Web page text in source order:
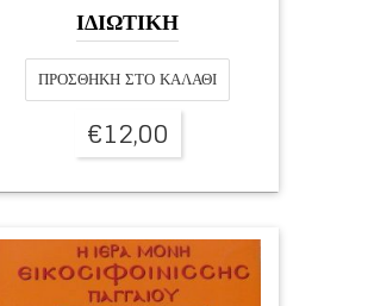
ΙΔΙΩΤΙΚΗ
ΠΡΟΣΘΉΚΗ ΣΤΟ ΚΑΛΆΘΙ
€12,00